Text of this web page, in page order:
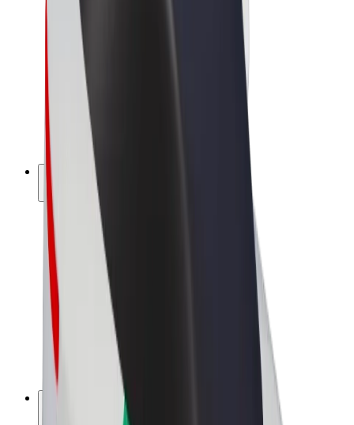
„Bolt Market“
„Bolt Food“
„Bolt Drive“
„Bolt for Business“
El. dviračiai
„Bolt Plus“
Užsidirbkite su „Bolt“
Vairuotojai
Vairuotojo pajamos
Kurjeriai
Kurjerio pajamos
„Bolt Food“ restoranai ir parduotuvės
Automobilių nuomos parkai